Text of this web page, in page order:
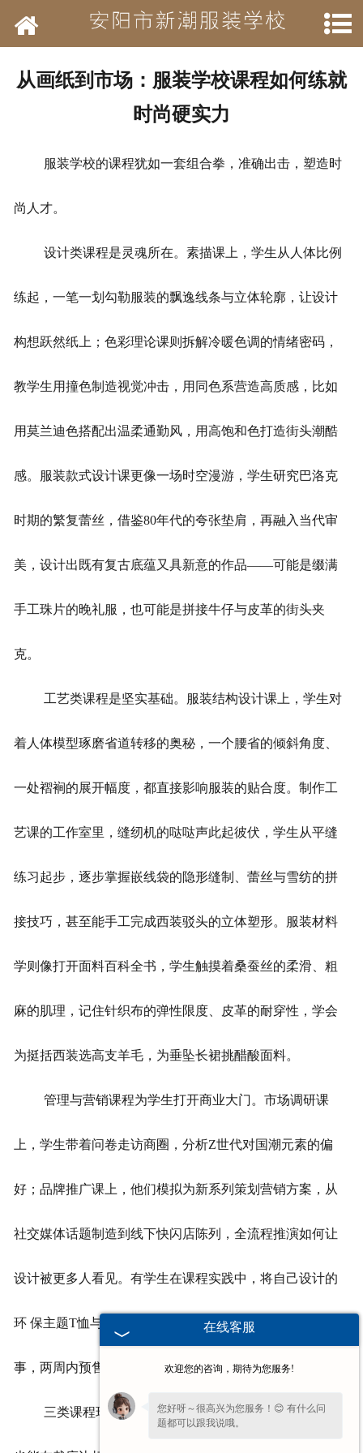
网站首页
招聘信息
联系方式
从画纸到市场：服装学校课程如何练就
时尚硬实力
服装学校的课程犹如一套组合拳，准确出击，塑造时
尚人才。
设计类课程是灵魂所在。素描课上，学生从人体比例
练起，一笔一划勾勒服装的飘逸线条与立体轮廓，让设计
构想跃然纸上；色彩理论课则拆解冷暖色调的情绪密码，
教学生用撞色制造视觉冲击，用同色系营造高质感，比如
用莫兰迪色搭配出温柔通勤风，用高饱和色打造街头潮酷
感。服装款式设计课更像一场时空漫游，学生研究巴洛克
时期的繁复蕾丝，借鉴80年代的夸张垫肩，再融入当代审
美，设计出既有复古底蕴又具新意的作品——可能是缀满
手工珠片的晚礼服，也可能是拼接牛仔与皮革的街头夹
克。
工艺类课程是坚实基础。服装结构设计课上，学生对
着人体模型琢磨省道转移的奥秘，一个腰省的倾斜角度、
一处褶裥的展开幅度，都直接影响服装的贴合度。制作工
艺课的工作室里，缝纫机的哒哒声此起彼伏，学生从平缝
练习起步，逐步掌握嵌线袋的隐形缝制、蕾丝与雪纺的拼
接技巧，甚至能手工完成西装驳头的立体塑形。服装材料
学则像打开面料百科全书，学生触摸着桑蚕丝的柔滑、粗
麻的肌理，记住针织布的弹性限度、皮革的耐穿性，学会
为挺括西装选高支羊毛，为垂坠长裙挑醋酸面料。
管理与营销课程为学生打开商业大门。市场调研课
上，学生带着问卷走访商圈，分析Z世代对国潮元素的偏
好；品牌推广课上，他们模拟为新系列策划营销方案，从
社交媒体话题制造到线下快闪店陈列，全流程推演如何让
设计被更多人看见。有学生在课程实践中，将自己设计的
环 保主题T恤与公益活动绑定，通过短视频讲述面料再生故
事，两周内预售超千件，诠释了设计与商业的融合之道。
三类课程环环相扣，让学生既能在画纸上挥洒创意，
在线客服
欢迎您的咨询，期待为您服务!
您好呀～很高兴为您服务！😊 有什么问
题都可以跟我说哦。